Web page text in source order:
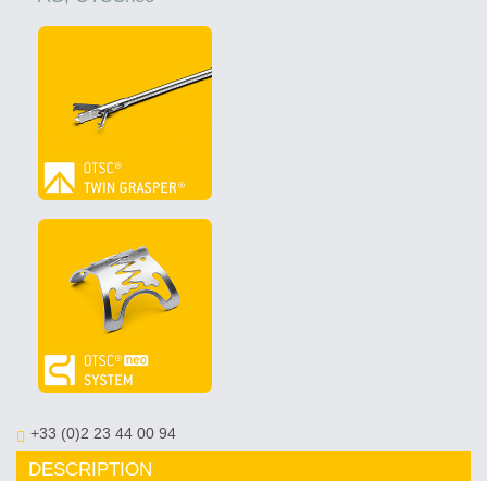
+33 (0)2 23 44 00 94
contact@ovesco.fr
DESCRIPTION